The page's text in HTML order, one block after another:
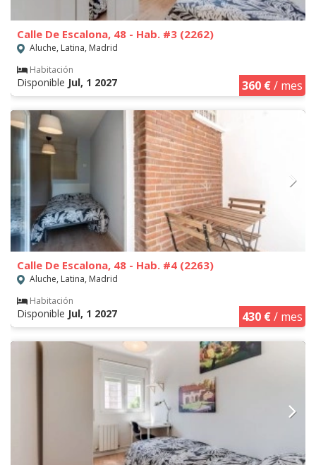
Calle De Escalona, 48 - Hab. #3 (2262)
Aluche, Latina, Madrid
Habitación
Disponible Jul, 1 2027 360 €/ mes
Calle De Escalona, 48 - Hab. #4 (2263)
Aluche, Latina, Madrid
Habitación
Disponible Jul, 1 2027 430 €/ mes